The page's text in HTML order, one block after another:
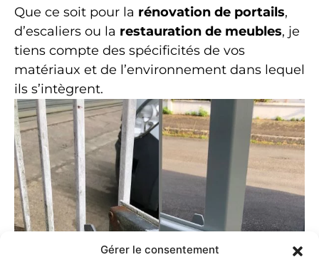
Gérer le consentement
Que ce soit pour la rénovation de portails,
d’escaliers ou la restauration de meubles, je
tiens compte des spécificités de vos
matériaux et de l’environnement dans lequel
ils s’intègrent.